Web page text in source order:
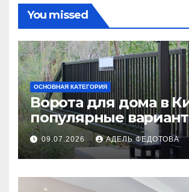
You missed
ОСНОВНАЯ КАТЕГОРИЯ
Ворота для дома в
популярные
особенности
09.07.2026 АДЕЛЬ ФЕДОТОВА